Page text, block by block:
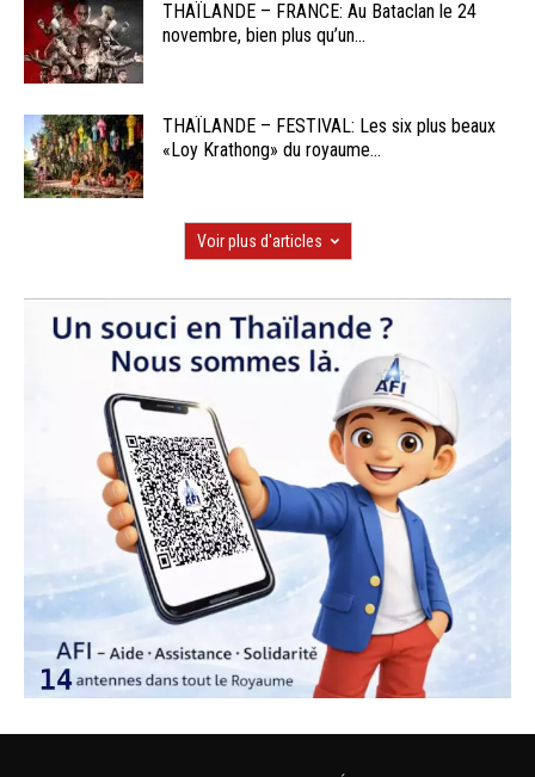
THAÏLANDE – FRANCE: Au Bataclan le 24
novembre, bien plus qu’un...
THAÏLANDE – FESTIVAL: Les six plus beaux
«Loy Krathong» du royaume...
Voir plus d'articles